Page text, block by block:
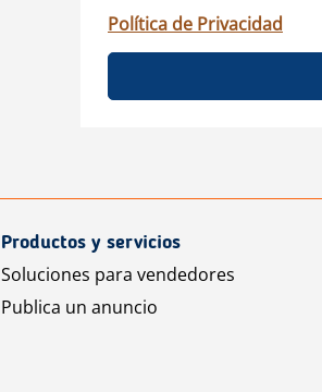
Política de Privacidad
Productos y servicios
Soluciones para vendedores
Publica un anuncio